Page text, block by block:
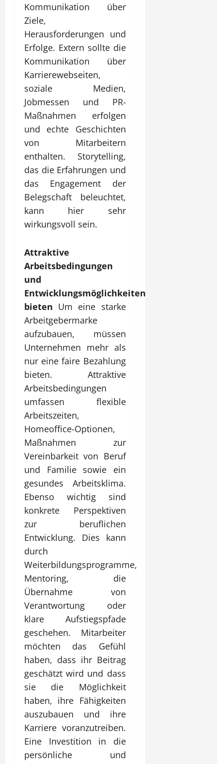
Kommunikation über
Ziele,
Herausforderungen und
Erfolge. Extern sollte die
Kommunikation über
Karrierewebseiten,
soziale Medien,
Jobmessen und PR-
Maßnahmen erfolgen
und echte Geschichten
von Mitarbeitern
enthalten. Storytelling,
das die Erfahrungen und
das Engagement der
Belegschaft beleuchtet,
kann hier sehr
wirkungsvoll sein.
Attraktive
Arbeitsbedingungen
und
Entwicklungsmöglichkeiten
bieten Um eine starke
Arbeitgebermarke
aufzubauen, müssen
Unternehmen mehr als
nur eine faire Bezahlung
bieten. Attraktive
Arbeitsbedingungen
umfassen flexible
Arbeitszeiten,
Homeoffice-Optionen,
Maßnahmen zur
Vereinbarkeit von Beruf
und Familie sowie ein
gesundes Arbeitsklima.
Ebenso wichtig sind
konkrete Perspektiven
zur beruflichen
Entwicklung. Dies kann
durch
Weiterbildungsprogramme,
Mentoring, die
Übernahme von
Verantwortung oder
klare Aufstiegspfade
geschehen. Mitarbeiter
möchten das Gefühl
haben, dass ihr Beitrag
geschätzt wird und dass
sie die Möglichkeit
haben, ihre Fähigkeiten
auszubauen und ihre
Karriere voranzutreiben.
Eine Investition in die
persönliche und